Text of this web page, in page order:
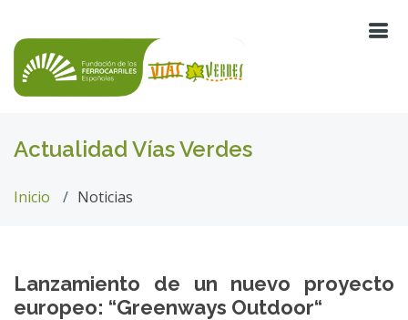
Actualidad Vías Verdes
Inicio Noticias
Lanzamiento de un nuevo proyecto
europeo: “Greenways Outdoor“